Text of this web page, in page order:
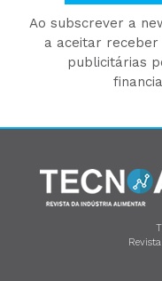
Ao subscrever a
a aceitar
publicitárias